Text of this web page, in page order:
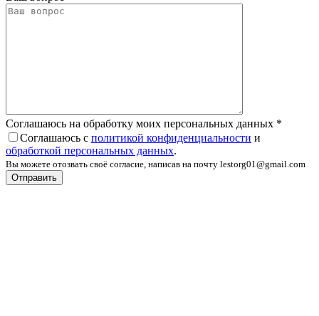
Соглашаюсь на обработку моих персональных данных *
Соглашаюсь с политикой конфиденциальности и
обработкой персональных данных.
Вы можете отозвать своё согласие, написав на почту lestorg01@gmail.com